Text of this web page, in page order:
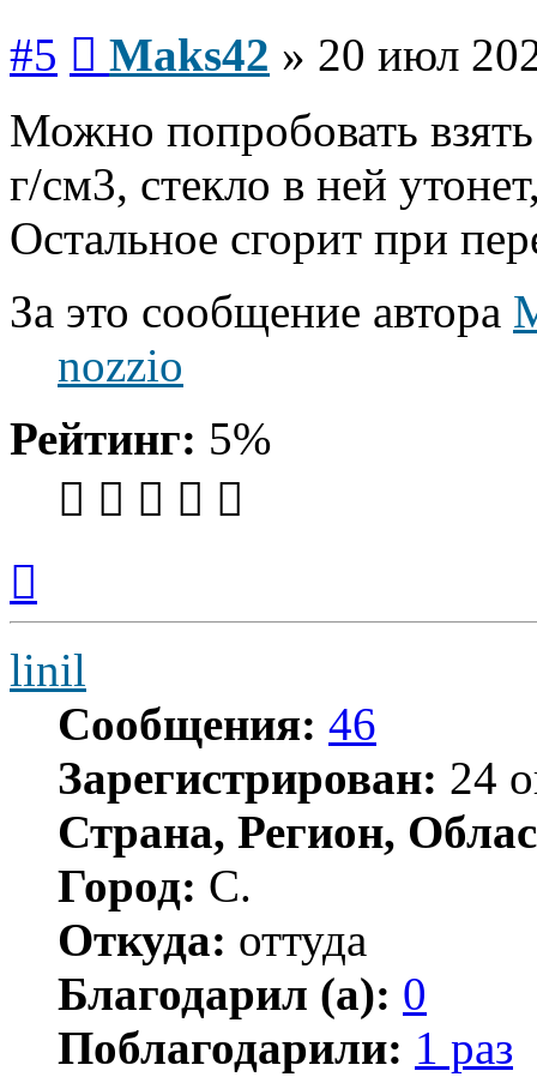
#5 Maks42 » 20 июл
Можно попробовать
г/см3, стекло в ней
Остальное сгорит при
За это сообщение автора
nozzio
Рейтинг: 5%
началу
linil
Сообщения: 46
Зарегистрирован: 24
Страна, Регион,
Город: С.
Откуда: оттуда
Благодарил (а): 0
Поблагодарили: 1 раз